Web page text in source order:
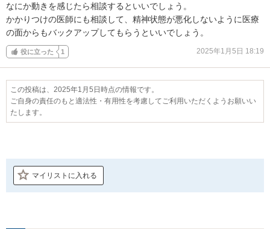
なにか動きを感じたら相談するといいでしょう。
かかりつけの医師にも相談して、精神状態が悪化しないように医療
の面からもバックアップしてもらうといいでしょう。
役に立った 1 2025年1月5日 18:19
この投稿は、2025年1月5日時点の情報です。
ご自身の責任のもと適法性・有用性を考慮してご利用いただくようお願いい
たします。
マイリストに入れる